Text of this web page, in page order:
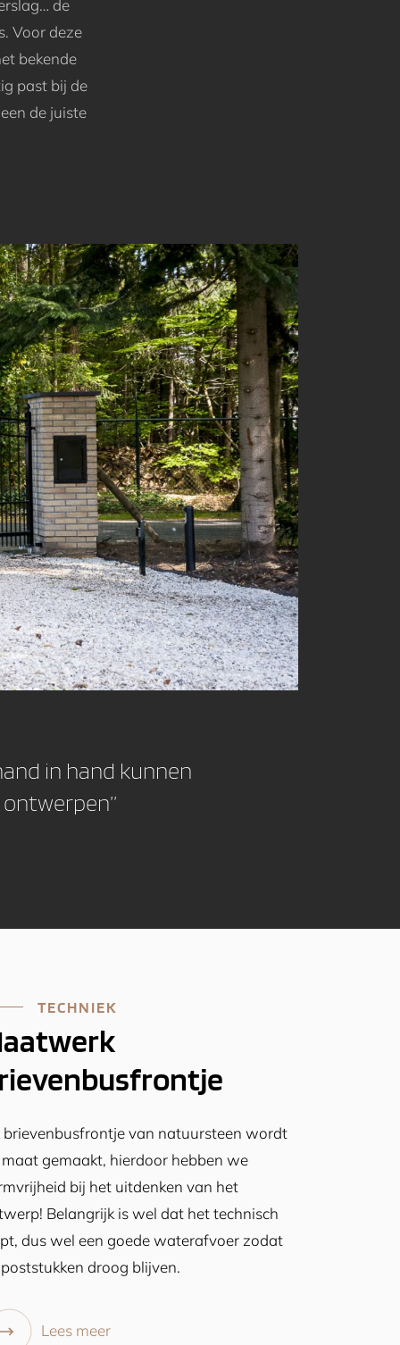
de
Voor deze
bekende
past bij de
de juiste
in hand kunnen
TECHNIEK
brievenbusfrontje van natuursteen wordt
gemaakt, hierdoor hebben we
bij het uitdenken van het
Belangrijk is wel dat het technisch
dus wel een goede waterafvoer zodat
droog blijven.
Lees meer